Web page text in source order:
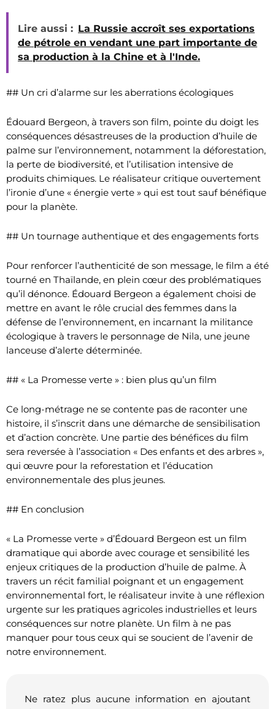
Lire aussi : La Russie accroît ses exportations
de pétrole en vendant une part importante de
sa production à la Chine et à l'Inde.
## Un cri d’alarme sur les aberrations écologiques
Édouard Bergeon, à travers son film, pointe du doigt les
conséquences désastreuses de la production d’huile de
palme sur l’environnement, notamment la déforestation,
la perte de biodiversité, et l’utilisation intensive de
produits chimiques. Le réalisateur critique ouvertement
l’ironie d’une « énergie verte » qui est tout sauf bénéfique
pour la planète.
## Un tournage authentique et des engagements forts
Pour renforcer l’authenticité de son message, le film a été
tourné en Thaïlande, en plein cœur des problématiques
qu’il dénonce. Édouard Bergeon a également choisi de
mettre en avant le rôle crucial des femmes dans la
défense de l’environnement, en incarnant la militance
écologique à travers le personnage de Nila, une jeune
lanceuse d’alerte déterminée.
## « La Promesse verte » : bien plus qu’un film
Ce long-métrage ne se contente pas de raconter une
histoire, il s’inscrit dans une démarche de sensibilisation
et d’action concrète. Une partie des bénéfices du film
sera reversée à l’association « Des enfants et des arbres »,
qui œuvre pour la reforestation et l’éducation
environnementale des plus jeunes.
## En conclusion
« La Promesse verte » d’Édouard Bergeon est un film
dramatique qui aborde avec courage et sensibilité les
enjeux critiques de la production d’huile de palme. À
travers un récit familial poignant et un engagement
environnemental fort, le réalisateur invite à une réflexion
urgente sur les pratiques agricoles industrielles et leurs
conséquences sur notre planète. Un film à ne pas
manquer pour tous ceux qui se soucient de l’avenir de
notre environnement.
Ne ratez plus aucune information en ajoutant